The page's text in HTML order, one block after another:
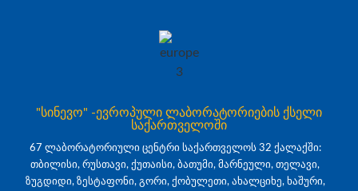
"სინევო" -ევროპული ლაბორატორიების ქსელი
საქართველოში
67 ლაბორატორიული ცენტრი საქართველოს 32 ქალაქში:
თბილისი, რუსთავი, ქუთაისი, ბათუმი, მარნეული, თელავი,
ზუგდიდი, ზესტაფონი, გორი, ქობულეთი, ახალციხე, ხაშური,